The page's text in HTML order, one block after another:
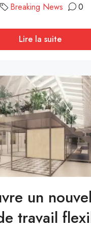
Breaking News 0
Lire la suite
un nouvel
travail